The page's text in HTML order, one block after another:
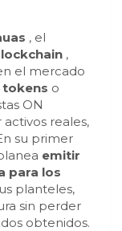
, el
,
el mercado
o
ON
reales,
su primer
emitir
para los
planteles,
sin perder
obtenidos.